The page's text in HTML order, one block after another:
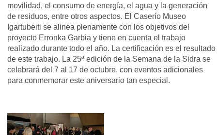
movilidad, el consumo de energía, el agua y la generación
de residuos, entre otros aspectos. El Caserío Museo
Igartubeiti se alinea plenamente con los objetivos del
proyecto Erronka Garbia y tiene en cuenta el trabajo
realizado durante todo el año. La certificación es el resultado
de este trabajo. La 25ª edición de la Semana de la Sidra se
celebrará del 7 al 17 de octubre, con eventos adicionales
para conmemorar este aniversario tan especial.